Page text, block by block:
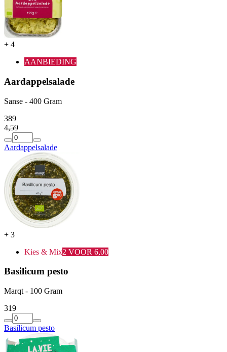
+ 4
AANBIEDING
Aardappelsalade
Sanse - 400 Gram
389
4,59
Aardappelsalade
+ 3
Kies & Mix2 VOOR 6,00
Basilicum pesto
Marqt - 100 Gram
319
Basilicum pesto